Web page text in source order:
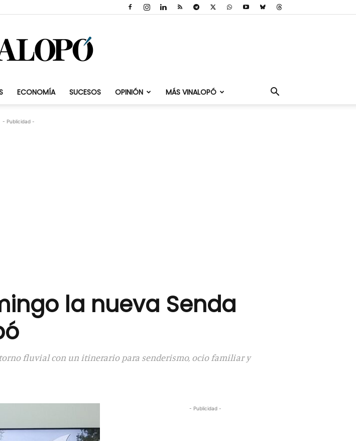
Vinalopó.com
ECONOMÍA SUCESOS OPINIÓN MÁS VINALOPÓ
- Publicidad -
la nueva Senda
fluvial con un itinerario para senderismo, ocio familiar y
- Publicidad -